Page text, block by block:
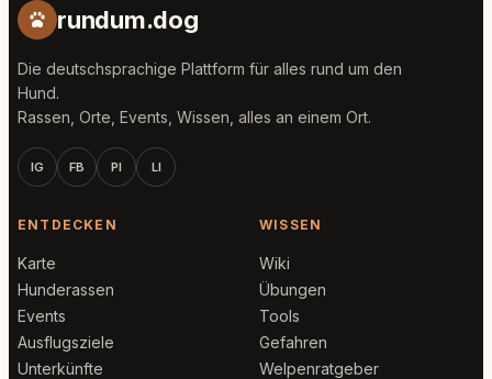
rundum.dog
Die deutschsprachige Plattform für alles rund um den
Hund.
Rassen, Orte, Events, Wissen, alles an einem Ort.
IG FB PI LI
ENTDECKEN
Karte
Hunderassen
Events
Ausflugsziele
Unterkünfte
WISSEN
Wiki
Übungen
Tools
Gefahren
Welpenratgeber